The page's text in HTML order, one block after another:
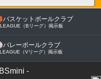
バスケットボールクラブ
（Bリーグ）掲示板
バレーボールクラブ
（Vリーグ）掲示板
-